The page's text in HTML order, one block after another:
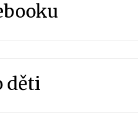
děti